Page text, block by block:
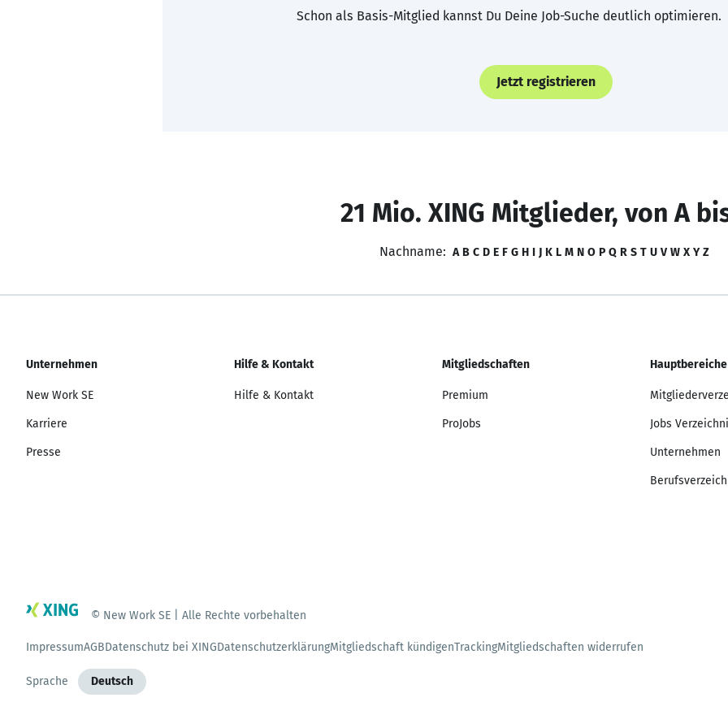
Schon als Basis-Mitglied kannst Du Deine Job-Suche deutlich optimieren.
Jetzt registrieren
21 Mio. XING Mitglieder, von A
Nachname: A B C D E F G H I J K L M N O P Q R S T U V W X Y Z
Unternehmen
New Work SE
Karriere
Presse
Hilfe & Kontakt
Hilfe & Kontakt
Mitgliedschaften
Premium
ProJobs
Hauptbereiche
Jobs
Unternehmen
© New Work SE | Alle Rechte vorbehalten
ImpressumAGBDatenschutz bei XINGDatenschutzerklärungMitgliedschaft kündigenTrackingMitgliedschaften widerrufen
Sprache Deutsch